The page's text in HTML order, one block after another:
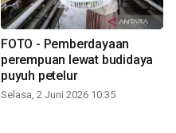
FOTO - Pemberdayaan
perempuan lewat budidaya
puyuh petelur
Selasa, 2 Juni 2026 10:35